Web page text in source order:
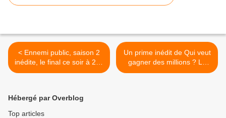
< Ennemi public, saison 2
inédite, le final ce soir à 21h
sur TF1 séries films
Un prime inédit de Qui veut
gagner des millions ? Le
vendredi 16/08/19 à 21h05
Hébergé par Overblog
Top articles